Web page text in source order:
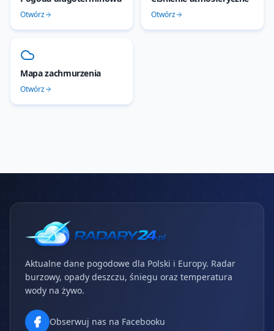
Otwórz Otwórz
Mapa zachmurzenia
Otwórz
Aktualne dane pogodowe dla Polski i Europy. Radar
burzowy, opady deszczu, śniegu oraz temperatura
wody na żywo.
Obserwuj nas na Facebooku